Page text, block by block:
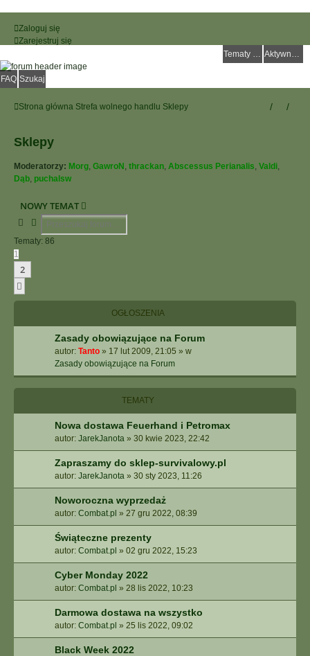
Zaloguj się
Zarejestruj się
Tematy bez odpowiedzi
Aktywne tematy
FAQ Szukaj
Strona główna Strefa wolnego handlu Sklepy
Sklepy
Moderatorzy: Morg, GawroN , thrackan, Abscessus Perianalis, Valdi,
Dąb, puchalsw
NOWY TEMAT
SzukajWyszukiwanie Zaawansowane
Tematy: 86
1
2
OGŁOSZENIA
Zasady obowiązujące na Forum
autor: Tanto » 17 lut 2009, 21:05 » w
Zasady obowiązujące na Forum
TEMATY
Nowa dostawa Feuerhand i Petromax
autor: JarekJanota » 30 kwie 2023, 22:42
Zapraszamy do sklep-survivalowy.pl
autor: JarekJanota » 30 sty 2023, 11:26
Noworoczna wyprzedaż
autor: Combat.pl » 27 gru 2022, 08:39
Świąteczne prezenty
autor: Combat.pl » 02 gru 2022, 15:23
Cyber Monday 2022
autor: Combat.pl » 28 lis 2022, 10:23
Darmowa dostawa na wszystko
autor: Combat.pl » 25 lis 2022, 09:02
Black Week 2022